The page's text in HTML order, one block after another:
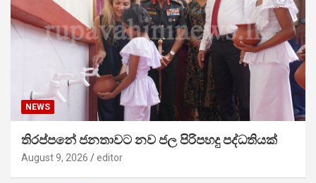
NEWS
තිරප්පනේ ජනතාවට නව ජල පිරිපහදු පද්ධතියක්
August 9, 2026 editor